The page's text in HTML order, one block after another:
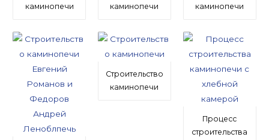
каминопечи
каминопечи
каминопечи
Строительство
каминопечи
Процесс
строительства